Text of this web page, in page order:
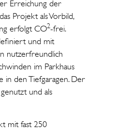
Erreichung der
Projekt als Vorbild,
erfolgt CO2-frei.
und mit
nutzerfreundlich
im Parkhaus
den Tiefgaragen. Der
und als
mit fast 250